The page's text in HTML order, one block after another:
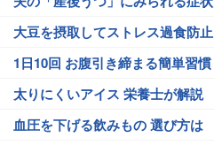
大豆を摂取してストレス過食防止
1日10回 お腹引き締まる簡単習慣
太りにくいアイス 栄養士が解説
血圧を下げる飲みもの 選び方は